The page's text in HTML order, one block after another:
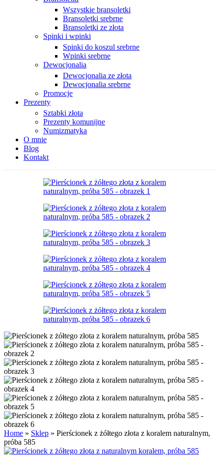
Wszystkie bransoletki
Bransoletki srebrne
Bransoletki ze złota
Spinki i wpinki
Spinki do koszul srebrne
Wpinki srebrne
Dewocjonalia
Dewocjonalia ze złota
Dewocjonalia srebrne
Promocje
Prezenty
Sztabki złota
Prezenty komunijne
Numizmatyka
O mnie
Blog
Kontakt
Home » Sklep » Pierścionek z żółtego złota z koralem naturalnym,
próba 585